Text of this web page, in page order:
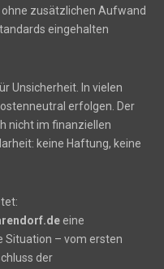
zusätzlichen Aufwand
eingehalten
Unsicherheit. In vielen
erfolgen. Der
nicht im finanziellen
keine Haftung, keine
eine
Situation – vom ersten
der